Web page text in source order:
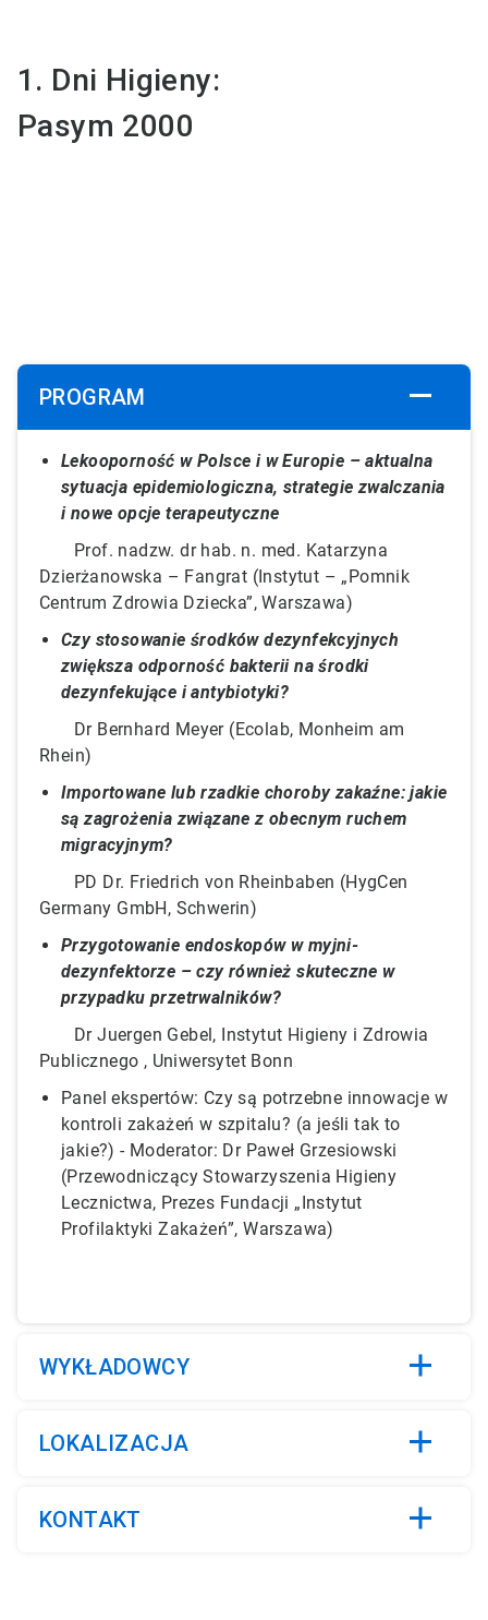
1. Dni Higieny:
Pasym 2000
PROGRAM
Lekooporność w Polsce i w Europie – aktualna
sytuacja epidemiologiczna, strategie zwalczania
i nowe opcje terapeutyczne
Prof. nadzw. dr hab. n. med. Katarzyna
Dzierżanowska – Fangrat (Instytut – „Pomnik
Centrum Zdrowia Dziecka”, Warszawa)
Czy stosowanie środków dezynfekcyjnych
zwiększa odporność bakterii na środki
dezynfekujące i antybiotyki?
Dr Bernhard Meyer (Ecolab, Monheim am
Rhein)
Importowane lub rzadkie choroby zakaźne: jakie
są zagrożenia związane z obecnym ruchem
migracyjnym?
PD Dr. Friedrich von Rheinbaben (HygCen
Germany GmbH, Schwerin)
Przygotowanie endoskopów w myjni-
dezynfektorze – czy również skuteczne w
przypadku przetrwalników?
Dr Juergen Gebel, Instytut Higieny i Zdrowia
Publicznego , Uniwersytet Bonn
Panel ekspertów: Czy są potrzebne innowacje w
kontroli zakażeń w szpitalu? (a jeśli tak to
jakie?) - Moderator: Dr Paweł Grzesiowski
(Przewodniczący Stowarzyszenia Higieny
Lecznictwa, Prezes Fundacji „Instytut
Profilaktyki Zakażeń”, Warszawa)
WYKŁADOWCY
LOKALIZACJA
KONTAKT